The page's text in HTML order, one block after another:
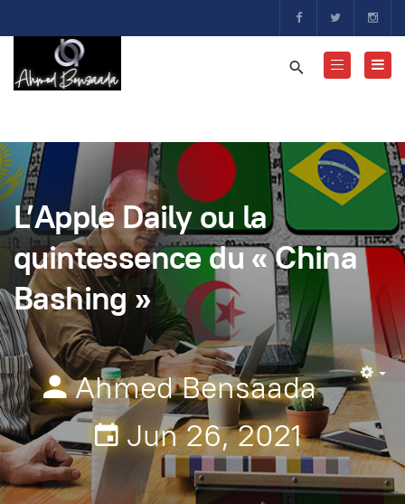
L’Apple Daily ou la
quintessence du « China
Bashing »
Ahmed Bensaada
Jun 26, 2021